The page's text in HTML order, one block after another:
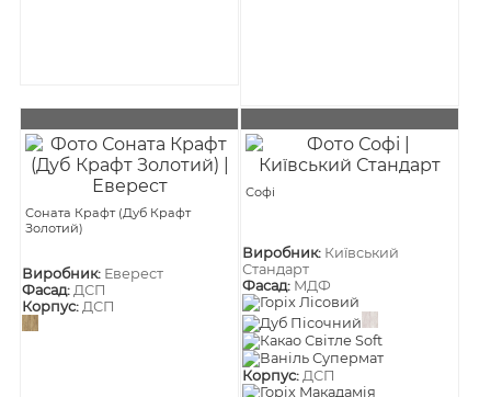
Соната Крафт (Дуб Крафт
Золотий)
Виробник: Еверест
Фасад: ДСП
Корпус: ДСП
Софі
Виробник: Київський
Стандарт
Фасад: МДФ
Корпус: ДСП